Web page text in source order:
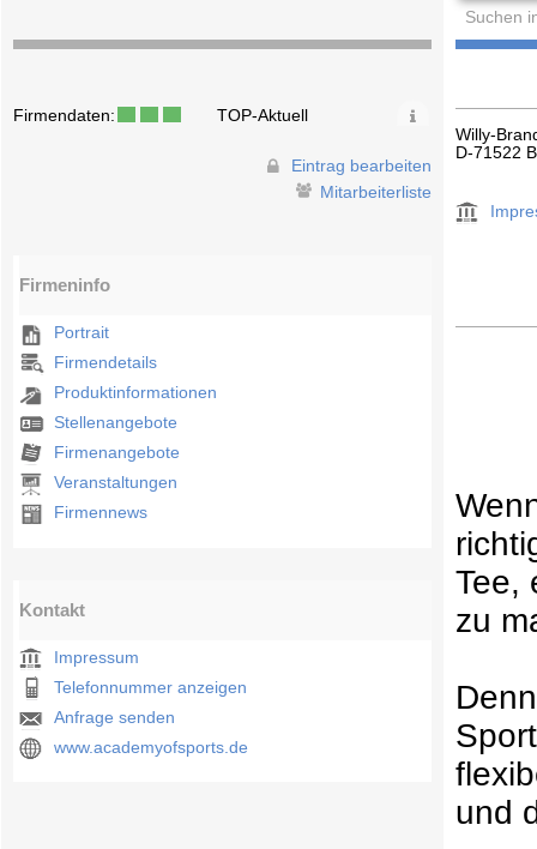
Suchen
Firmendaten: TOP-Aktuell
Eintrag bearbeiten
Mitarbeiterliste
Firmeninfo
Portrait
Firmendetails
Produktinformationen
Stellenangebote
Firmenangebote
Veranstaltungen
Firmennews
Kontakt
Impressum
Telefonnummer anzeigen
Anfrage senden
www.academyofsports.de
Willy-
D-71522
Tee,
zu
und